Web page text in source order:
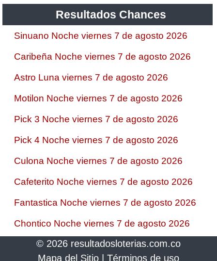
Resultados Chances
Sinuano Noche viernes 7 de agosto 2026
Caribeña Noche viernes 7 de agosto 2026
Astro Luna viernes 7 de agosto 2026
Motilon Noche viernes 7 de agosto 2026
Pick 3 Noche viernes 7 de agosto 2026
Pick 4 Noche viernes 7 de agosto 2026
Culona Noche viernes 7 de agosto 2026
Cafeterito Noche viernes 7 de agosto 2026
Fantastica Noche viernes 7 de agosto 2026
Chontico Noche viernes 7 de agosto 2026
© 2026 resultadosloterias.com.co
Mapa del Sitio
Términos de uso